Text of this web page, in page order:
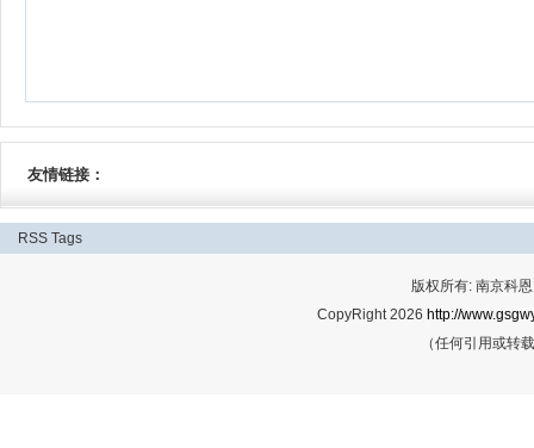
友情链接：
RSS Tags
版权所有: 南京科
CopyRight 2026 http://
（任何引用或转